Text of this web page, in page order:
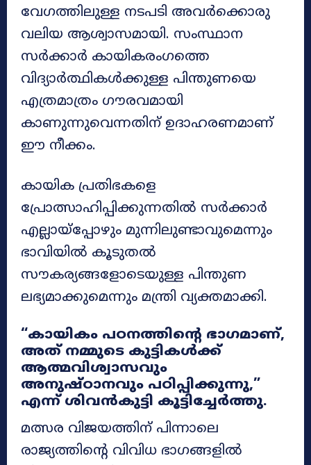
വേഗത്തിലുള്ള നടപടി അവർക്കൊരു
വലിയ ആശ്വാസമായി. സംസ്ഥാന
സർക്കാർ കായികരംഗത്തെ
വിദ്യാർത്ഥികൾക്കുള്ള പിന്തുണയെ
എത്രമാത്രം ഗൗരവമായി
കാണുന്നുവെന്നതിന് ഉദാഹരണമാണ്
ഈ നീക്കം.
കായിക പ്രതിഭകളെ
പ്രോത്സാഹിപ്പിക്കുന്നതിൽ സർക്കാർ
എല്ലായ്പ്പോഴും മുന്നിലുണ്ടാവുമെന്നും
ഭാവിയിൽ കൂടുതൽ
സൗകര്യങ്ങളോടെയുള്ള പിന്തുണ
ലഭ്യമാക്കുമെന്നും മന്ത്രി വ്യക്തമാക്കി.
“കായികം പഠനത്തിന്റെ ഭാഗമാണ്,
അത് നമ്മുടെ കുട്ടികൾക്ക്
ആത്മവിശ്വാസവും
അനുഷ്ഠാനവും പഠിപ്പിക്കുന്നു,”
എന്ന് ശിവൻകുട്ടി കൂട്ടിച്ചേർത്തു.
മത്സര വിജയത്തിന് പിന്നാലെ
രാജ്യത്തിന്റെ വിവിധ ഭാഗങ്ങളിൽ